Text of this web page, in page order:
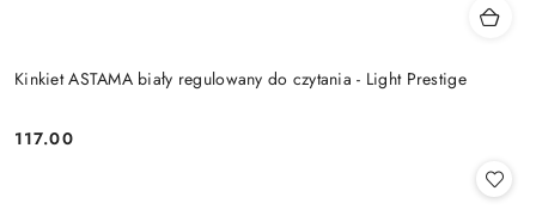
Kinkiet ASTAMA biały regulowany do czytania - Light Prestige
Cena:
117.00